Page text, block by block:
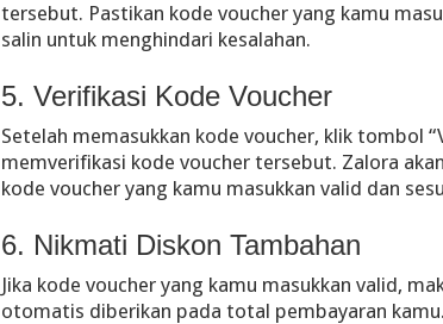
tersebut. Pastikan kode voucher yang kamu
salin untuk menghindari kesalahan.
5. Verifikasi Kode Voucher
Setelah memasukkan kode voucher, klik tombol
memverifikasi kode voucher tersebut. Zalora
kode voucher yang kamu masukkan valid dan
6. Nikmati Diskon Tambahan
Jika kode voucher yang kamu masukkan valid,
otomatis diberikan pada total pembayaran